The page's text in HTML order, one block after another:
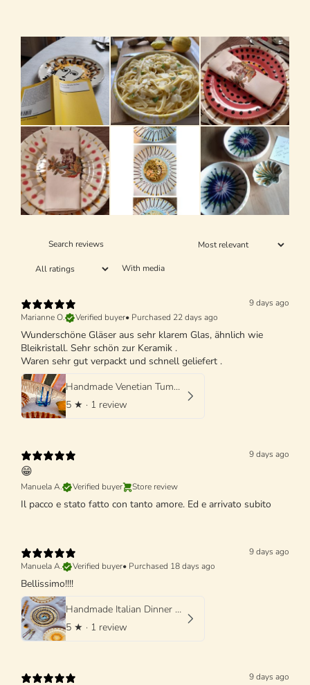
With media
9 days ago
Marianne O.
Verified buyer• Purchased 22 days ago
Wunderschöne Gläser aus sehr klarem Glas, ähnlich wie
Bleikristall. Sehr schön zur Keramik .
Waren sehr gut verpackt und schnell geliefert .
Handmade Venetian Tumbler Glass | Italian Mouth-Blown Glass
5 ★ · 1 review
9 days ago
😁
Manuela A. Verified buyer Store review
Il pacco e stato fatto con tanto amore. Ed e arrivato subito
9 days ago
Manuela A.
Verified buyer• Purchased 18 days ago
Bellissimo!!!!
Handmade Italian Dinner Plate 27 cm | Large Ceramic Plate "One of a kind"
5 ★ · 1 review
9 days ago